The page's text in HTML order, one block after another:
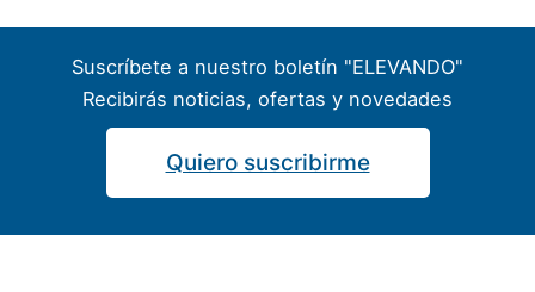
Suscríbete a nuestro boletín "ELEVANDO"
Recibirás noticias, ofertas y novedades
Quiero suscribirme